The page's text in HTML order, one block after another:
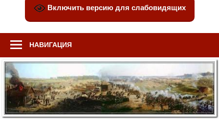
Включить версию для слабовидящих
НАВИГАЦИЯ